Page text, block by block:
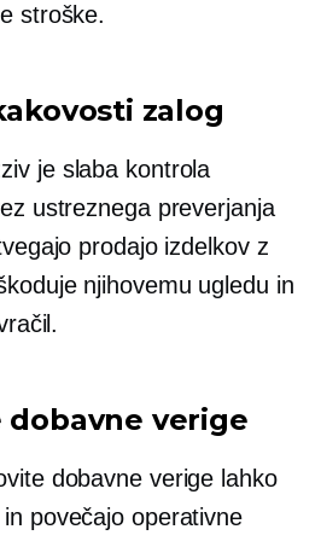
stroške.
zalog
je slaba kontrola
ustreznega preverjanja
prodajo izdelkov z
njihovemu ugledu in
verige
dobavne verige lahko
povečajo operativne